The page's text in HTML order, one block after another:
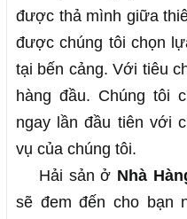
được thả mình giữa
được chúng tôi chọn
tại bến cảng. Với tiêu
hàng đầu. Chúng tôi
ngay lần đầu tiên với
vụ của chúng tôi.
Hải sản ở Nhà
sẽ đem đến cho bạn